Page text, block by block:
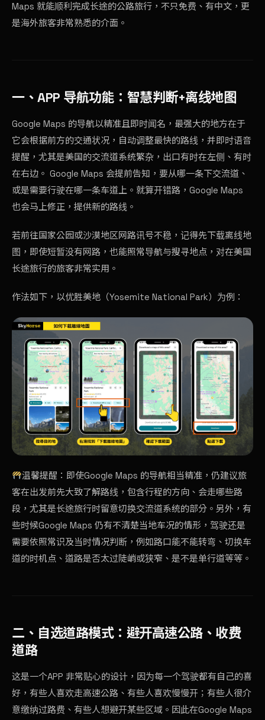
Maps 就能顺利完成长途的公路旅行，不只免费、有中文，更
是海外旅客非常熟悉的介面。
一、APP 导航功能：智慧判断+离线地图
Google Maps 的导航以精准且即时闻名，最强大的地方在于
它会根据前方的交通状况，自动调整最快的路线，并即时语音
提醒，尤其是美国的交流道系统繁杂，出口有时在左侧、有时
在右边。 Google Maps 会提前告知，要从哪一条下交流道、
或是需要行驶在哪一条车道上。就算开错路，Google Maps
也会马上修正，提供新的路线。
若前往国家公园或沙漠地区网路讯号不稳，记得先下载离线地
图，即使短暂没有网路，也能照常导航与搜寻地点，对在美国
长途旅行的旅客非常实用。
作法如下，以优胜美地（Yosemite National Park）为例：
温馨提醒：即使Google Maps 的导航相当精准，仍建议旅
客在出发前先大致了解路线，包含行程的方向、会走哪些路
段，尤其是长途旅行时留意切换交流道系统的部分。另外，有
些时候Google Maps 仍有不清楚当地车况的情形，驾驶还是
需要依照常识及当时情况判断，例如路口能不能转弯、切换车
道的时机点、道路是否太过陡峭或狭窄、是不是单行道等等。
二、自选道路模式：避开高速公路、收费
道路
这是一个APP 非常贴心的设计，因为每一个驾驶都有自己的喜
好，有些人喜欢走高速公路、有些人喜欢慢慢开；有些人很介
意缴纳过路费、有些人想避开某些区域。因此在Google Maps